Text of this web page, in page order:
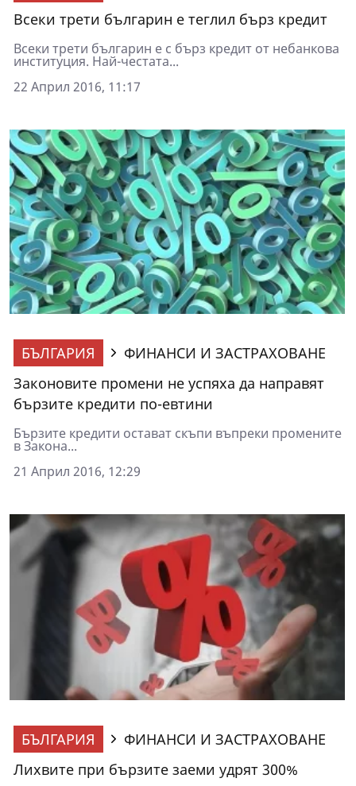
Всеки трети българин е теглил бърз кредит
Всеки трети българин е с бърз кредит от небанкова
институция. Най-честата...
22 Април 2016, 11:17
БЪЛГАРИЯ
ФИНАНСИ И ЗАСТРАХОВАНЕ
Законовите промени не успяха да направят
бързите кредити по-евтини
Бързите кредити остават скъпи въпреки промените
в Закона...
21 Април 2016, 12:29
БЪЛГАРИЯ
ФИНАНСИ И ЗАСТРАХОВАНЕ
Лихвите при бързите заеми удрят 300%